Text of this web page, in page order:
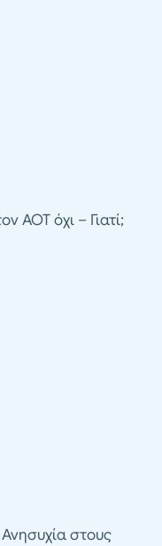
ΑΟΤ όχι – Γιατί;
στους